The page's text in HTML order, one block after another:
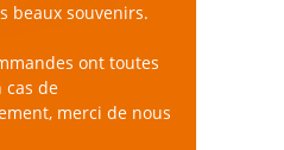
beaux souvenirs.
ont toutes
cas de
merci de nous